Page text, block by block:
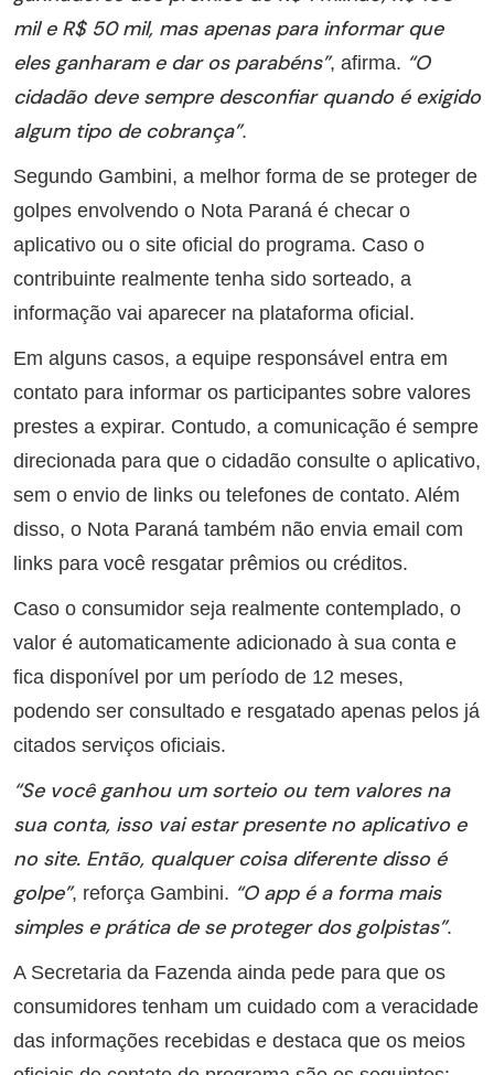
mil e R$ 50 mil, mas apenas para informar que
eles ganharam e dar os parabéns”, afirma. “O
cidadão deve sempre desconfiar quando é exigido
algum tipo de cobrança”.
Segundo Gambini, a melhor forma de se proteger de
golpes envolvendo o Nota Paraná é checar o
aplicativo ou o site oficial do programa. Caso o
contribuinte realmente tenha sido sorteado, a
informação vai aparecer na plataforma oficial.
Em alguns casos, a equipe responsável entra em
contato para informar os participantes sobre valores
prestes a expirar. Contudo, a comunicação é sempre
direcionada para que o cidadão consulte o aplicativo,
sem o envio de links ou telefones de contato. Além
disso, o Nota Paraná também não envia email com
links para você resgatar prêmios ou créditos.
Caso o consumidor seja realmente contemplado, o
valor é automaticamente adicionado à sua conta e
fica disponível por um período de 12 meses,
podendo ser consultado e resgatado apenas pelos já
citados serviços oficiais.
“Se você ganhou um sorteio ou tem valores na
sua conta, isso vai estar presente no aplicativo e
no site. Então, qualquer coisa diferente disso é
golpe”, reforça Gambini. “O app é a forma mais
simples e prática de se proteger dos golpistas”.
A Secretaria da Fazenda ainda pede para que os
consumidores tenham um cuidado com a veracidade
das informações recebidas e destaca que os meios